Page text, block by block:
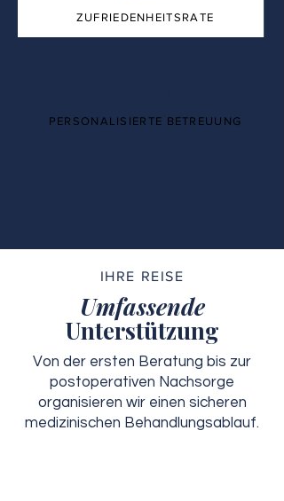
ZUFRIEDENHEITSRATE
PERSONALISIERTE BETREUUNG
IHRE REISE
Umfassende
Unterstützung
Von der ersten Beratung bis zur
postoperativen Nachsorge
organisieren wir einen sicheren
medizinischen Behandlungsablauf.